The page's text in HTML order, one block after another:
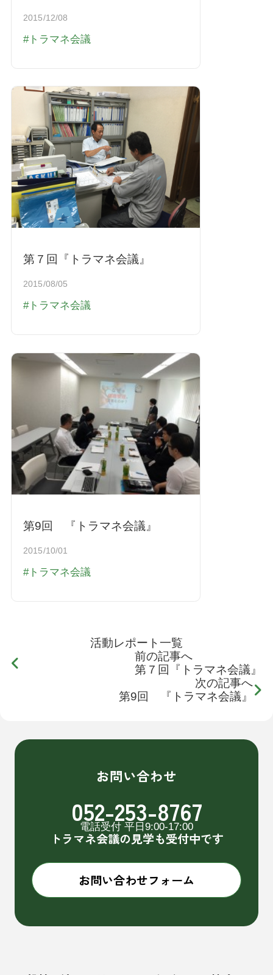
2015/12/08
トラマネ会議
第７回『トラマネ会議』
2015/08/05
トラマネ会議
第9回 『トラマネ会議』
2015/10/01
トラマネ会議
活動レポート一覧
前の記事へ
第７回『トラマネ会議』
次の記事へ
第9回 『トラマネ会議』
お問い合わせ
052-253-8767
電話受付 平日9:00-17:00
トラマネ会議の見学も受付中です
お問い合わせフォーム